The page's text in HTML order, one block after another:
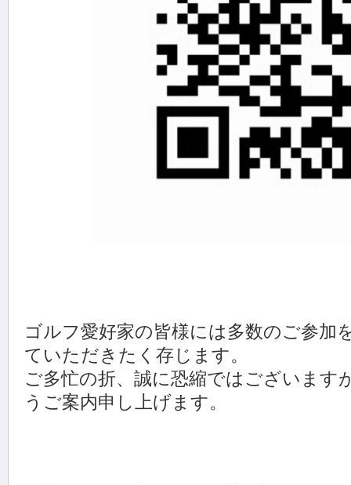
ゴルフ愛好家の皆様には多数のご参加
ていただきたく存じます。
ご多忙の折、誠に恐縮ではございます
うご案内申し上げます。